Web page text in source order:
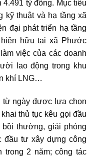
tỷ đồng. Mục tiêu
kỹ thuật và hạ tầng xã
đại phát triển hạ tầng
hữu tại xã Phước
việc của các doanh
lao động trong khu
khí LNG…
từ ngày được lựa chọn
thủ tục kêu gọi đầu
thường, giải phóng
đầu tư xây dựng công
trong 2 năm; công tác